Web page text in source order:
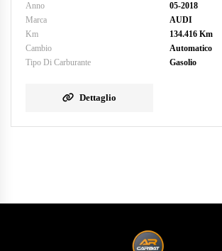
Anno
05-2018
Marca
AUDI
Km
134.416 Km
Cambio
Automatico
Tipo Di Carburante
Gasolio
Dettaglio